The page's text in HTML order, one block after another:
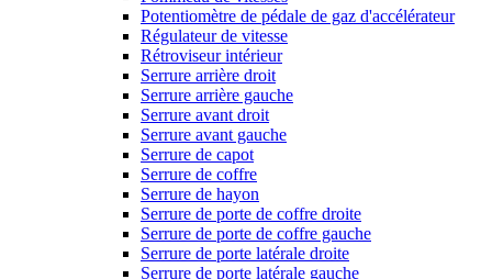
Potentiomètre de pédale de gaz d'accélérateur
Régulateur de vitesse
Rétroviseur intérieur
Serrure arrière droit
Serrure arrière gauche
Serrure avant droit
Serrure avant gauche
Serrure de capot
Serrure de coffre
Serrure de hayon
Serrure de porte de coffre droite
Serrure de porte de coffre gauche
Serrure de porte latérale droite
Serrure de porte latérale gauche